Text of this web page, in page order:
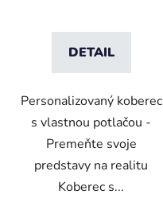
DETAIL
Personalizovaný koberec
s vlastnou potlačou -
Premeňte svoje
predstavy na realitu
Koberec s...